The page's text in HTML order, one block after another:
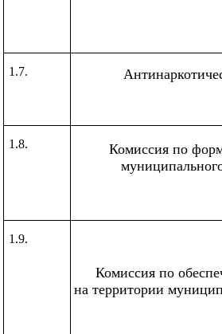
1.7.
1.8.
Комиссия по
1.9.
Комиссия по
на территории